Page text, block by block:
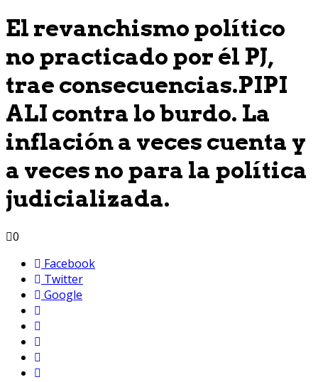
El revanchismo político
no practicado por él PJ,
trae consecuencias.PIPI
ALI contra lo burdo. La
inflación a veces cuenta y
a veces no para la política
judicializada.
0
Facebook
Twitter
Google